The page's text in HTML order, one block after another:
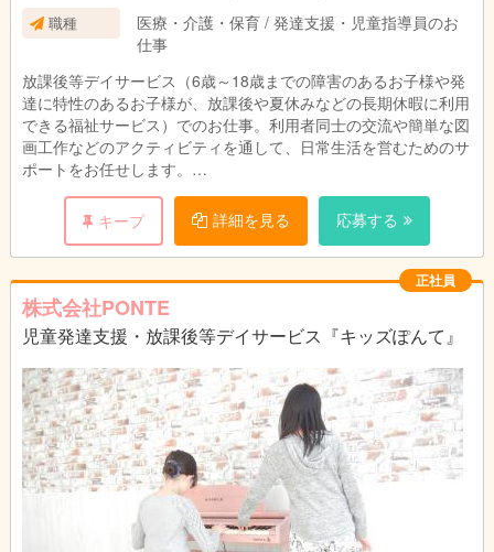
職種
医療・介護・保育 / 発達支援・児童指導員のお
仕事
放課後等デイサービス（6歳～18歳までの障害のあるお子様や発
達に特性のあるお子様が、放課後や夏休みなどの長期休暇に利用
できる福祉サービス）でのお仕事。利用者同士の交流や簡単な図
画工作などのアクティビティを通して、日常生活を営むためのサ
ポートをお任せします。
○年齢不問
○子どもと接することが好きな方
○小さな成長を共に喜べる方
○様々な障害に対して理解するための努力ができる方
◎児童発達支援管理責任者、児童指導員の実務経験をお持ちの方
は優遇いたします
キープ 詳細を見る 応募する
正社員
株式会社PONTE
児童発達支援・放課後等デイサービス『キッズぽんて』